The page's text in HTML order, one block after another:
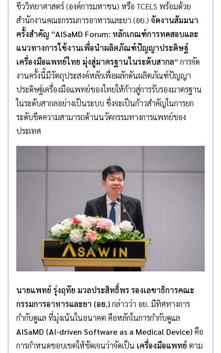
ชีววิทยาศาสตร์ (องค์การมหาชน) หรือ TCELS พร้อมด้วย
สำนักงานคณะกรรมการอาหารและยา (อย.) จัดงานสัมมนา
ครั้งสำคัญ “AISaMD Forum: หลักเกณฑ์การทดสอบและ
แนวทางการใช้งานเพื่อนำผลิตภัณฑ์ปัญญาประดิษฐ์
เครื่องมือแพทย์ไทย มุ่งสู่มาตรฐานในระดับสากล” การจัด
งานครั้งนี้มีวัตถุประสงค์หลักเพื่อผลักดันผลิตภัณฑ์ปัญญา
ประดิษฐ์เครื่องมือแพทย์ของไทยให้ก้าวสู่การรับรองมาตรฐาน
ในระดับสากลอย่างเป็นระบบ ซึ่งจะเป็นก้าวสำคัญในการยก
ระดับขีดความสามารถด้านนวัตกรรมทางการแพทย์ของ
ประเทศ
นายแพทย์ รุ่งฤทัย มวลประสิทธิ์พร รองเลขาธิการคณะ
กรรมการอาหารและยา (อย.)กล่าวว่า อย. มีทิศทางการ
กำกับดูแล ที่มุ่งเน้นในอนาคต คือหลักในการกำกับดูแล
AISaMD (AI-driven Software as a Medical Device)คือ
การกำหนดขอบเขตให้ชัดเจนว่าจัดเป็น เครื่องมือแพทย์ ตาม